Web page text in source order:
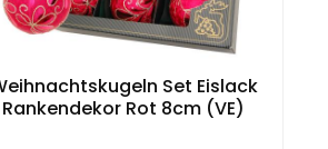
Set Eislack
Rankendekor Rot 8cm (VE)